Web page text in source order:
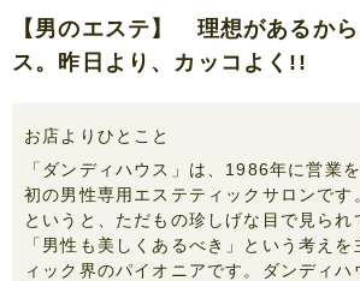
【男のエステ】 理想があるか
ス。昨日より、カッコよく!!
お店よりひとこと
「ダンディハウス」は、1986年に営業
初の男性専用エステティックサロンです
というと、ただもの珍しげな目で見られ
「男性も美しくあるべき」という考え
ィック界のパイオニアです。ダンディハ